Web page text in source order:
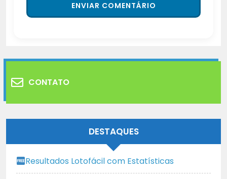
CONTATO
DESTAQUES
Resultados Lotofácil com Estatísticas